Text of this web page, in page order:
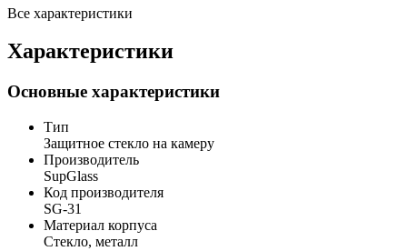
Все характеристики
Характеристики
Основные характеристики
Тип
Защитное стекло на камеру
Производитель
SupGlass
Код производителя
SG-31
Материал корпуса
Стекло, металл